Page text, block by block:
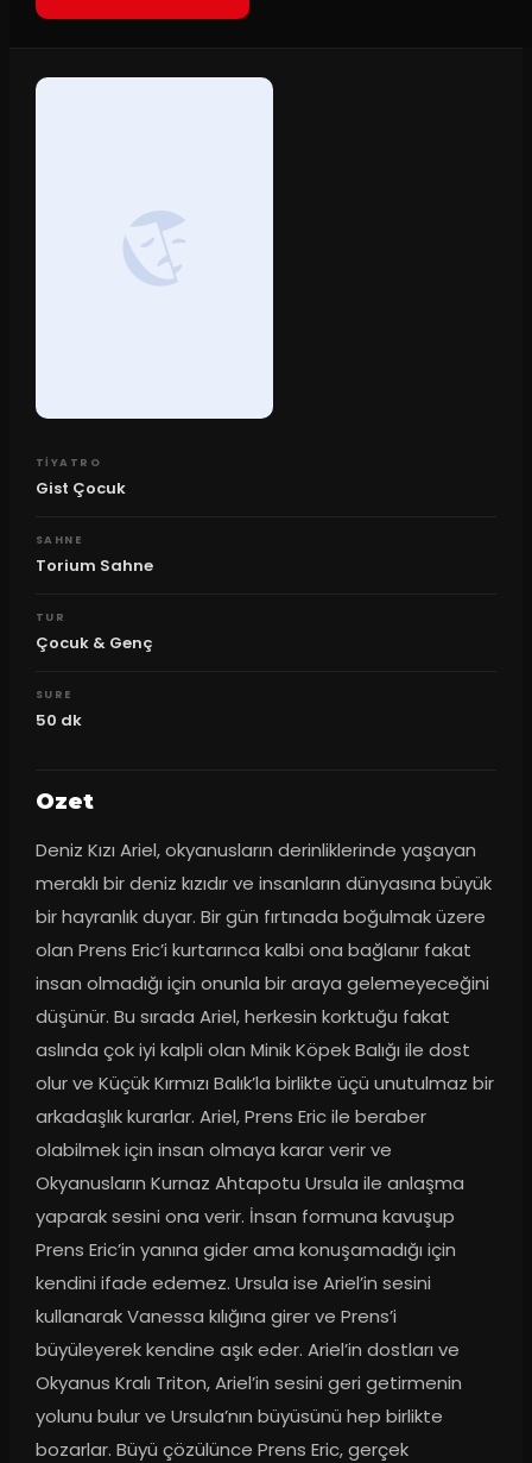
TIYATRO
Gist Çocuk
SAHNE
Torium Sahne
TUR
Çocuk & Genç
SURE
50 dk
Ozet
Deniz Kızı Ariel, okyanusların derinliklerinde yaşayan
meraklı bir deniz kızıdır ve insanların dünyasına büyük
bir hayranlık duyar. Bir gün fırtınada boğulmak üzere
olan Prens Eric’i kurtarınca kalbi ona bağlanır fakat
insan olmadığı için onunla bir araya gelemeyeceğini
düşünür. Bu sırada Ariel, herkesin korktuğu fakat
aslında çok iyi kalpli olan Minik Köpek Balığı ile dost
olur ve Küçük Kırmızı Balık’la birlikte üçü unutulmaz bir
arkadaşlık kurarlar. Ariel, Prens Eric ile beraber
olabilmek için insan olmaya karar verir ve
Okyanusların Kurnaz Ahtapotu Ursula ile anlaşma
yaparak sesini ona verir. İnsan formuna kavuşup
Prens Eric’in yanına gider ama konuşamadığı için
kendini ifade edemez. Ursula ise Ariel’in sesini
kullanarak Vanessa kılığına girer ve Prens’i
büyüleyerek kendine aşık eder. Ariel’in dostları ve
Okyanus Kralı Triton, Ariel’in sesini geri getirmenin
yolunu bulur ve Ursula’nın büyüsünü hep birlikte
bozarlar. Büyü çözülünce Prens Eric, gerçek